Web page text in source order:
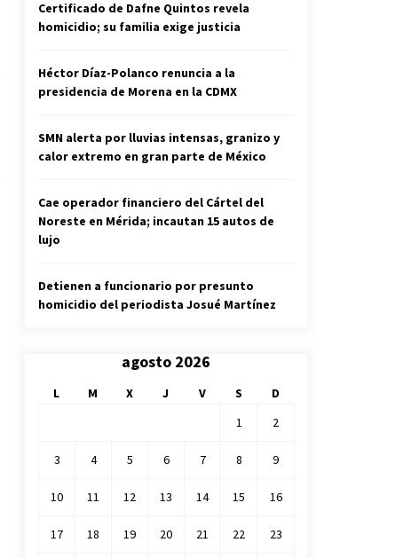
Certificado de Dafne Quintos revela
homicidio; su familia exige justicia
Héctor Díaz-Polanco renuncia a la
presidencia de Morena en la CDMX
SMN alerta por lluvias intensas, granizo y
calor extremo en gran parte de México
Cae operador financiero del Cártel del
Noreste en Mérida; incautan 15 autos de
lujo
Detienen a funcionario por presunto
homicidio del periodista Josué Martínez
agosto 2026
L M X J V S
D
1
2
3 4 5 6 7 8 9
10 11 12 13 14 15 16
17 18 19 20 21 22 23